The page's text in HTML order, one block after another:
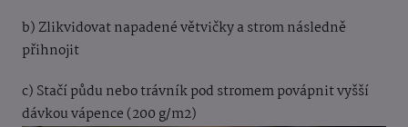
b) Zlikvidovat napadené větvičky a strom následně
přihnojit
c) Stačí půdu nebo trávník pod stromem povápnit vyšší
dávkou vápence (200 g/m2)